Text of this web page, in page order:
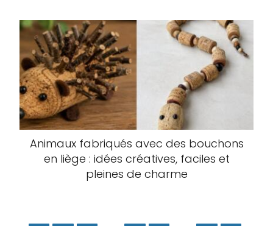
Animaux fabriqués avec des bouchons
en liège : idées créatives, faciles et
pleines de charme